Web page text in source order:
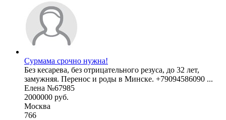
Сурмама срочно нужна!
Без кесарева, без отрицательного резуса, до 32 лет,
замужняя. Перенос и роды в Минске. +79094586090 ...
Елена №67985
2000000 руб.
Москва
766